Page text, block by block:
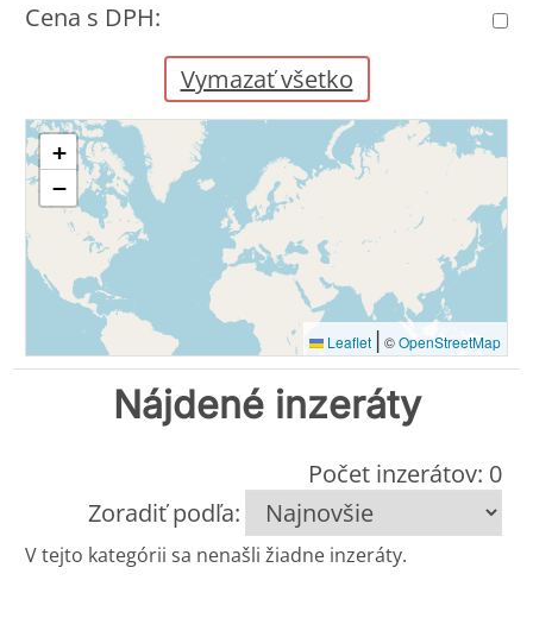
Cena s DPH:
Vymazať všetko
+
−
Leaflet | ©OpenStreetMap
Nájdené inzeráty
Počet inzerátov: 0
Zoradiť podľa:
V tejto kategórii sa nenašli žiadne inzeráty.